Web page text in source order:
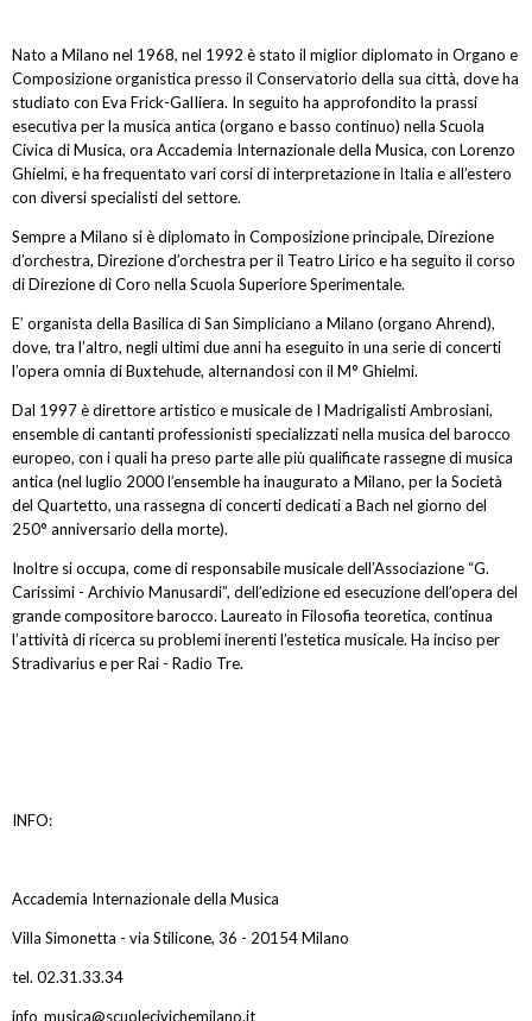
Nato a Milano nel 1968, nel 1992 è stato il miglior diplomato in Organo e
Composizione organistica presso il Conservatorio della sua città, dove ha
studiato con Eva Frick-GalIiera. In seguito ha approfondito la prassi
esecutiva per la musica antica (organo e basso continuo) nella Scuola
Civica di Musica, ora Accademia Internazionale della Musica, con Lorenzo
Ghielmi, e ha frequentato vari corsi di interpretazione in Italia e all’estero
con diversi specialisti del settore.
Sempre a Milano si è diplomato in Composizione principale, Direzione
d’orchestra, Direzione d’orchestra per il Teatro Lirico e ha seguito il corso
di Direzione di Coro nella Scuola Superiore Sperimentale.
E’ organista della Basilica di San Simpliciano a Milano (organo Ahrend),
dove, tra l’altro, negli ultimi due anni ha eseguito in una serie di concerti
l’opera omnia di Buxtehude, alternandosi con il M° Ghielmi.
Dal 1997 è direttore artistico e musicale de I Madrigalisti Ambrosiani,
ensemble di cantanti professionisti specializzati nella musica del barocco
europeo, con i quali ha preso parte alle più qualificate rassegne di musica
antica (nel luglio 2000 l’ensemble ha inaugurato a Milano, per la Società
del Quartetto, una rassegna di concerti dedicati a Bach nel giorno del
250° anniversario della morte).
Inoltre si occupa, come di responsabile musicale dell’Associazione “G.
Carissimi - Archivio Manusardi”, dell’edizione ed esecuzione dell’opera del
grande compositore barocco. Laureato in Filosofia teoretica, continua
l’attività di ricerca su problemi inerenti l’estetica musicale. Ha inciso per
Stradivarius e per Rai - Radio Tre.
INFO:
Accademia Internazionale della Musica
Villa Simonetta - via Stilicone, 36 - 20154 Milano
tel. 02.31.33.34
info_musica@scuolecivichemilano.it